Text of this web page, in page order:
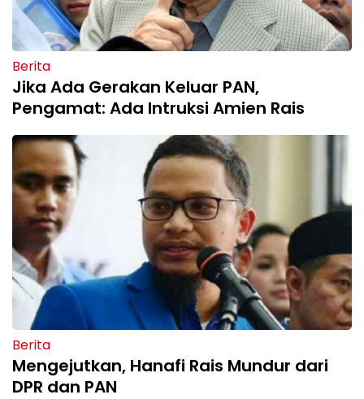
Berita
Jika Ada Gerakan Keluar PAN,
Pengamat: Ada Intruksi Amien Rais
Berita
Mengejutkan, Hanafi Rais Mundur dari
DPR dan PAN